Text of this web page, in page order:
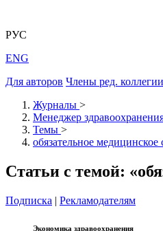
РУС
ENG
Для авторов Члены ред. коллегии
Журналы >
Менеджер
Темы >
обязательное медицинское
Статьи с темой:
Подписка | Рекламодателям
Экономика здравоохранения